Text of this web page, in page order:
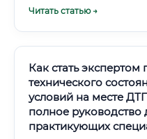
Читать статью →
Как стать
технического
условий на месте
полное
практикующих